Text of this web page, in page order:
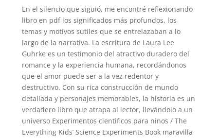
En el silencio que siguió, me encontré reflexionando
libro en pdf los significados más profundos, los
temas y motivos sutiles que se entrelazaban a lo
largo de la narrativa. La escritura de Laura Lee
Guhrke es un testimonio del atractivo duradero del
romance y la experiencia humana, recordándonos
que el amor puede ser a la vez redentor y
destructivo. Con su rica construcción de mundo
detallada y personajes memorables, la historia es un
verdadero libro que atrapa al lector, llevándolo a un
universo Experimentos cientificos para ninos / The
Everything Kids’ Science Experiments Book maravilla